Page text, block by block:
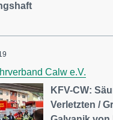
Calw e.V.
KFV-CW:
Verletzten /